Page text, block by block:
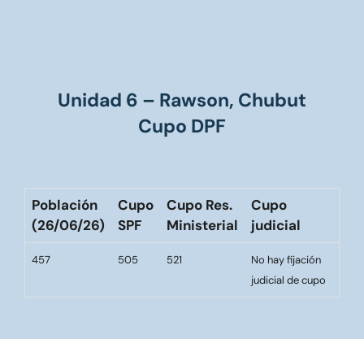
Unidad 6 – Rawson, Chubut
Cupo DPF
Población
(26/06/26)
Cupo
SPF
Cupo Res.
Ministerial
Cupo
judicial
457 505 521
No hay fijación
judicial de cupo